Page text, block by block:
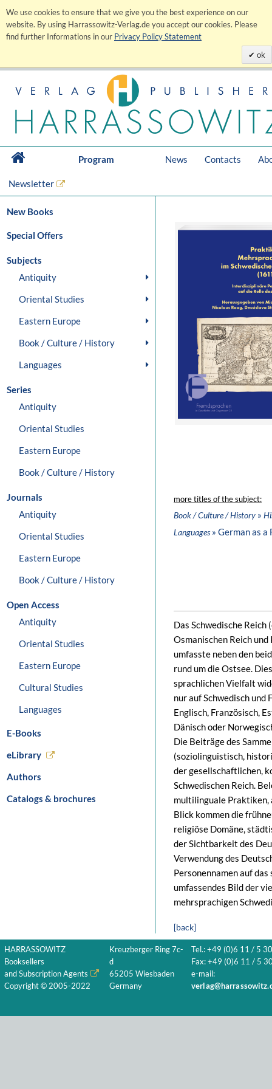
We use cookies to ensure that we give you the best experience on our
website. By using Harrassowitz-Verlag.de you accept our cookies. Please
find further Informations in our Privacy Policy Statement
ok
Program News Contacts
Newsletter
New Books
Special Offers
Subjects
Antiquity
Oriental Studies
Eastern Europe
Book / Culture / History
Languages
Series
Antiquity
Oriental Studies
Eastern Europe
Book / Culture / History
Journals
Antiquity
Oriental Studies
Eastern Europe
Book / Culture / History
Open Access
Antiquity
Oriental Studies
Eastern Europe
Cultural Studies
Languages
E-Books
eLibrary
Authors
Catalogs & brochures
more titles of the subject:
Book / Culture / History »
Languages» German as a
Das Schwedische
Osmanischen Reich
umfasste neben den
rund um die Ostsee.
sprachlichen Vielfalt
nur auf Schwedisch und
Englisch, Französisch,
Dänisch oder
Die Beiträge des
(soziolinguistisch,
der gesellschaftlichen,
Schwedischen Reich.
multilinguale Praktiken,
Blick kommen die
religiöse Domäne,
der Sichtbarkeit des
Verwendung des
Personennamen auf
umfassendes Bild der
mehrsprachigen
[back]
HARRASSOWITZ
Booksellers
and Subscription Agents
Copyright © 2005-2022
Kreuzberger Ring 7c-
d
65205 Wiesbaden
Germany
Tel.: +49 (0)6 11 / 5
Fax: +49 (0)6 11 / 5
e-mail: